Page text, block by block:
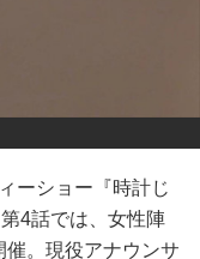
ーショー『時計じ
4話では、女性陣
。現役アナウンサ